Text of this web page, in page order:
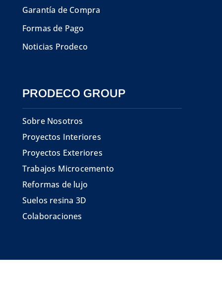
Garantía de Compra
Formas de Pago
Noticias Prodeco
PRODECO GROUP
Sobre Nosotros
Proyectos Interiores
Proyectos Exteriores
Trabajos Microcemento
Reformas de lujo
Suelos resina 3D
Colaboraciones